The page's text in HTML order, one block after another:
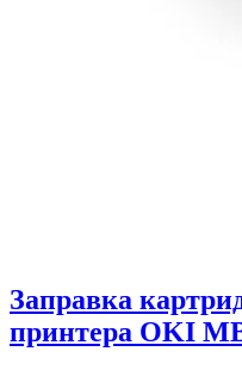
Заправка
принтера OKI